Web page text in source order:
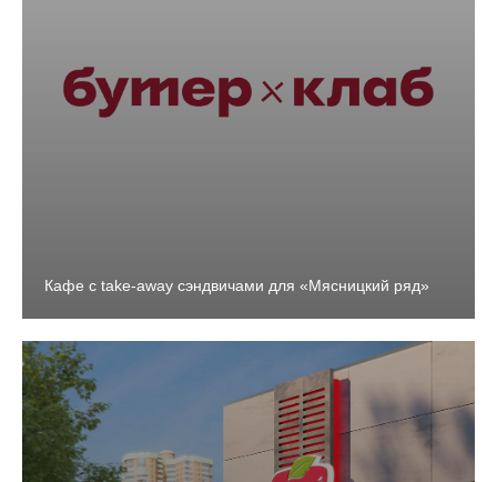
Кафе с take-away сэндвичами для «Мясницкий ряд»